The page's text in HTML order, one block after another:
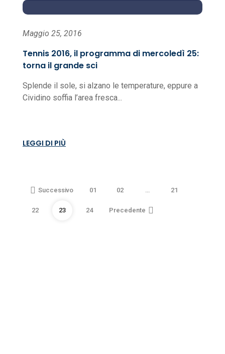
Maggio 25, 2016
Tennis 2016, il programma di mercoledì 25:
torna il grande sci
Splende il sole, si alzano le temperature, eppure a
Cividino soffia l’area fresca...
LEGGI DI PIÙ
Successivo 01 02 … 21
22 23 24 Precedente